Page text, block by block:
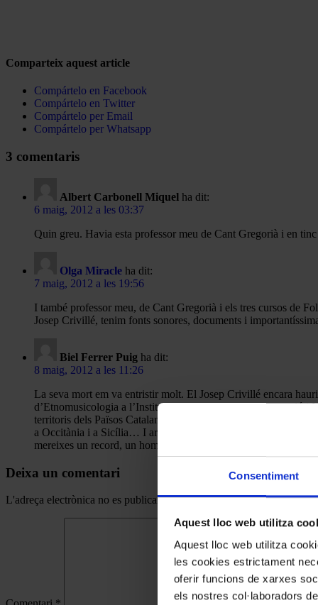
Consentiment
Aquest lloc web utilitza
Aquest lloc web utilitza
les cookies estrictament
oferir funcions de xarxes
els nostres col·laboradors
Comparteix aquest article
Compártelo en Facebook
Compártelo en Twitter
Compártelo per Email
Compártelo per Whatsapp
3 comentaris
Albert Carbonell Miquel ha dit:
6 maig, 2012 a les 03:37
Quin greu. Havia esta professor meu de Cant Gregorià i en
Olga Miracle ha dit:
7 maig, 2012 a les 19:56
I també professor meu, de Cant Gregorià i els tres cursos de
Josep Crivillé, tenim fonts sonores, documents i
Biel Ferrer Puig ha dit:
8 maig, 2012 a les 11:26
La seva mort em va entristir molt. El Josep Crivillé encara
d’Etnomusicologia a l’Institut Universitari de Documentació i
territoris dels Països Catalans, la revisió que es va oferir a fer
a Occitània i a Sicília… I ara queda la incògnita de què
mereixes un record, un homenatge, per la teva qualitat com a
Deixa un comentari
L'adreça electrònica no es publicarà. Els camps necessaris estan